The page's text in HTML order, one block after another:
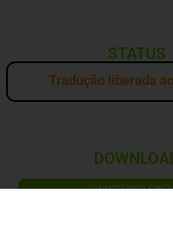
STATUS
Tradução liberada
NINTENDO